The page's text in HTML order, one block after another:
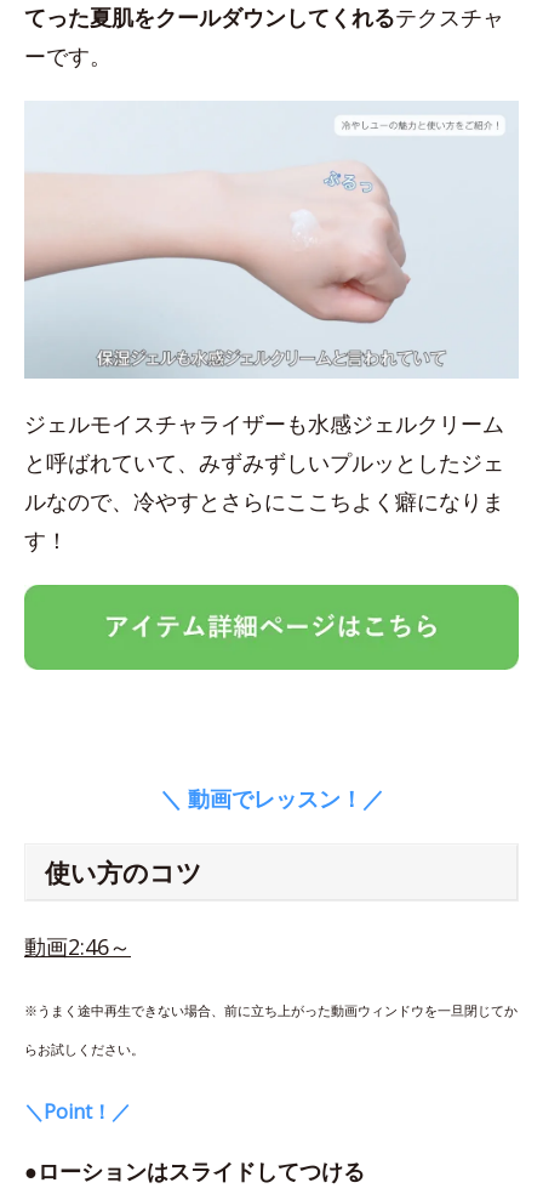
てった夏肌をクールダウンしてくれるテクスチャ
ーです。
ジェルモイスチャライザーも水感ジェルクリーム
と呼ばれていて、みずみずしいプルッとしたジェ
ルなので、冷やすとさらにここちよく癖になりま
す！
＼ 動画でレッスン！／
使い方のコツ
動画2:46～
※うまく途中再生できない場合、前に立ち上がった動画ウィンドウを一旦閉じてか
らお試しください。
＼Point！／
●ローションはスライドしてつける